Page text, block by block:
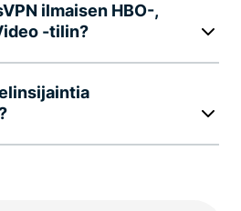
ilmaisen HBO-,
-tilin?